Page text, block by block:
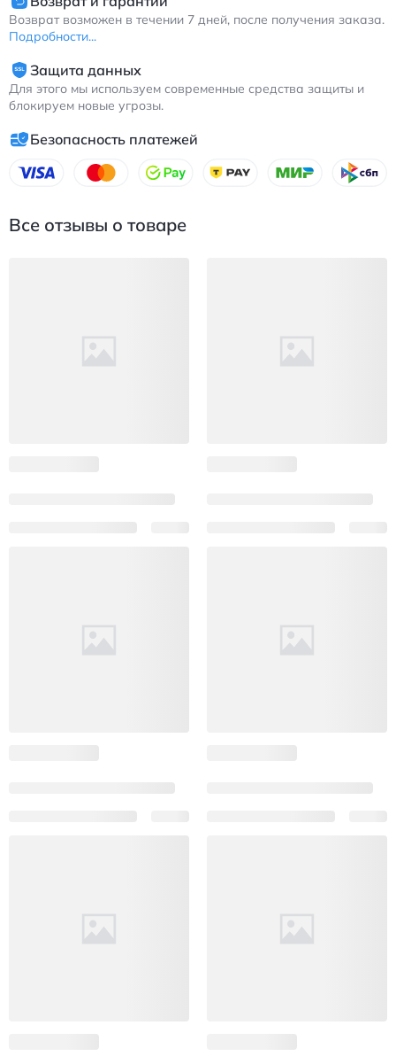
Возврат возможен в течении 7 дней, после получения заказа.
Подробности...
Защита данных
Для этого мы используем современные средства защиты и
блокируем новые угрозы.
Безопасность платежей
Все отзывы о товаре